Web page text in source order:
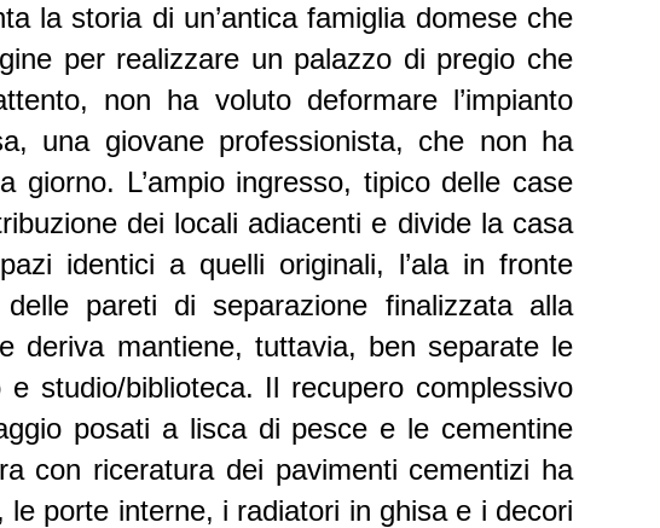
la storia di un’antica famiglia domese che
per realizzare un palazzo di pregio che
non ha voluto deformare l’impianto
una giovane professionista, che non ha
L’ampio ingresso, tipico delle case
dei locali adiacenti e divide la casa
identici a quelli originali, l’ala in fronte
pareti di separazione finalizzata alla
deriva mantiene, tuttavia, ben separate le
studio/biblioteca. Il recupero complessivo
posati a lisca di pesce e le cementine
con riceratura dei pavimenti cementizi ha
porte interne, i radiatori in ghisa e i decori